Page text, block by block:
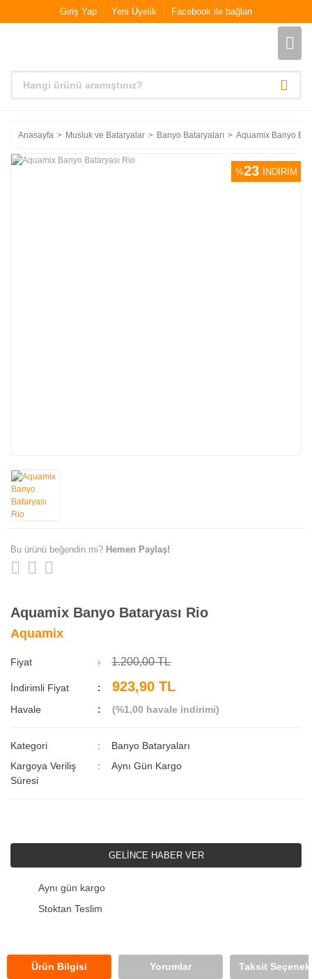
Giriş Yap Yeni Üyelik Facebook ile bağlan
Anasayfa Musluk ve Bataryalar Banyo Bataryaları Aquamix Banyo
%23 İNDİRİM
Bu ürünü beğendin mi? Hemen Paylaş!
Aquamix Banyo Bataryası Rio
Aquamix
Fiyat 1.200,00 TL
İndirimli Fiyat 923,90 TL
Havale (%1,00 havale indirimi)
Kategori
Banyo Bataryaları
Kargoya Veriliş
Süresi
Aynı Gün Kargo
GELİNCE HABER VER
Aynı gün kargo
Stoktan Teslim
Ürün Bilgisi Yorumlar Taksit